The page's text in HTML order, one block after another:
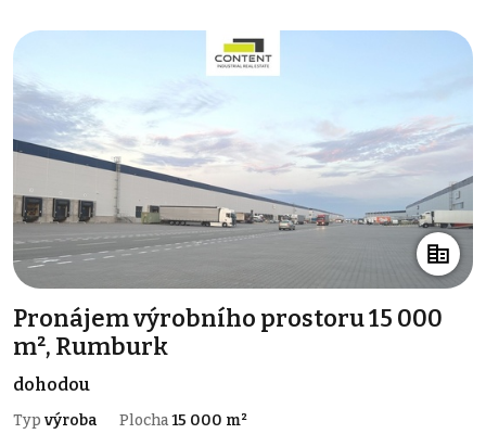
Pronájem výrobního prostoru 15 000
m², Rumburk
dohodou
Typ výroba Plocha15 000 m²